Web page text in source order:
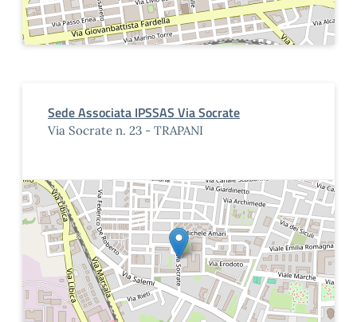
Sede Associata IPSSAS Via Socrate
Via Socrate n. 23 - TRAPANI